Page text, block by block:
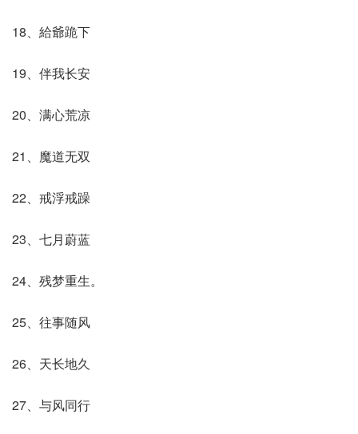
18、給爺跪下
19、伴我长安
20、满心荒凉
21、魔道无双
22、戒浮戒躁
23、七月蔚蓝
24、残梦重生。
25、往事随风
26、天长地久
27、与风同行